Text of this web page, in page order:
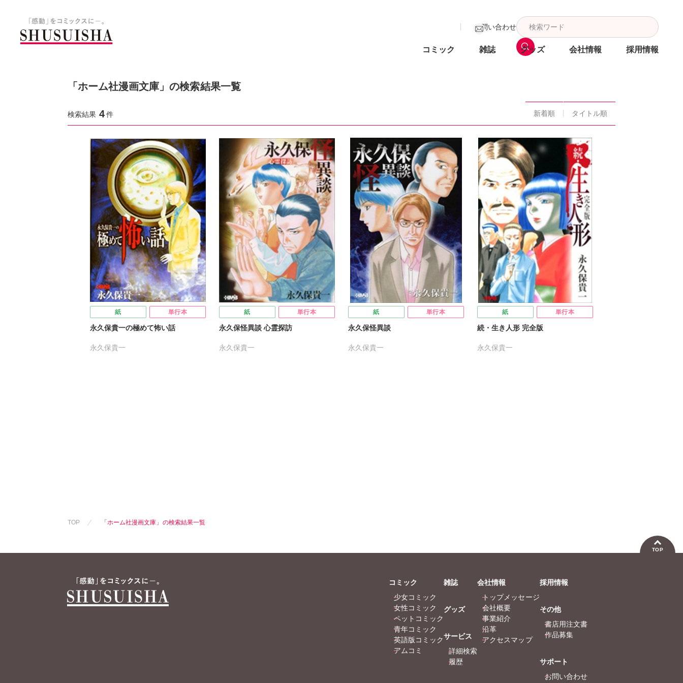
お問い合わせ
コミック 雑誌 グッズ 会社情報 採用情報
「ホーム社漫画文庫」の検索結果一覧
検索結果 4 件 新着順 タイトル順
紙 単行本
永久保貴一の極めて怖い話
永久保貴一
紙 単行本
永久保怪異談 心霊探訪
永久保貴一
紙 単行本
永久保怪異談
永久保貴一
紙 単行本
続・生き人形 完全版
永久保貴一
TOP 「ホーム社漫画文庫」の検索結果一覧
TOP
コミック
少女コミック
女性コミック
ペットコミック
青年コミック
英語版コミック
アムコミ
雑誌
グッズ
サービス
詳細検索
履歴
会社情報
トップメッセージ
会社概要
事業紹介
沿革
アクセスマップ
採用情報
その他
書店用注文書
作品募集
サポート
お問い合わせ